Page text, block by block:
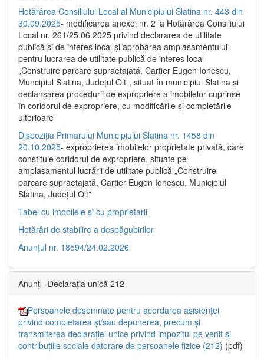
Hotărârea Consiliului Local al Municipiului Slatina nr. 443 din
30.09.2025- modificarea anexei nr. 2 la Hotărârea Consiliului
Local nr. 261/25.06.2025 privind declararea de utilitate
publică şi de interes local şi aprobarea amplasamentului
pentru lucrarea de utilitate publică de interes local
„Construire parcare supraetajată, Cartier Eugen Ionescu,
Muncipiul Slatina, Judeţul Olt”, situat în municipiul Slatina şi
declanşarea procedurii de expropriere a imobilelor cuprinse
în coridorul de expropriere, cu modificările şi completările
ulterioare
Dispoziția Primarului Municipiului Slatina nr. 1458 din
20.10.2025- exproprierea imobilelor proprietate privată, care
constituie coridorul de expropriere, situate pe
amplasamentul lucrării de utilitate publică „Construire
parcare supraetajată, Cartier Eugen Ionescu, Municipiul
Slatina, Județul Olt”
Tabel cu imobilele și cu proprietarii
Hotărâri de stabilire a despăgubirilor
Anunțul nr. 18594/24.02.2026
Anunț - Declarația unică 212
Persoanele desemnate pentru acordarea asistenței
privind completarea și/sau depunerea, precum și
transmiterea declarației unice privind impozitul pe venit și
contribuțiile sociale datorare de persoanele fizice (212) (pdf)